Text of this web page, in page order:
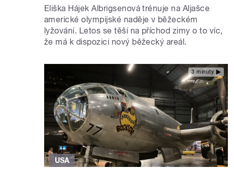
Eliška Hájek Albrigsenová trénuje na Aljašce
americké olympijské naděje v běžeckém
lyžování. Letos se těší na příchod zimy o to víc,
že má k dispozici nový běžecký areál.
3 minuty
USA